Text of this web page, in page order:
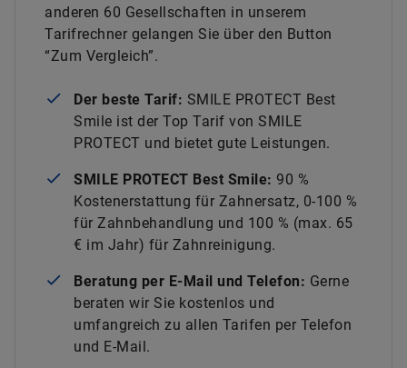
anderen 60 Gesellschaften in unserem
Tarifrechner gelangen Sie über den Button
“Zum Vergleich”.
Der beste Tarif: SMILE PROTECT Best
Smile ist der Top Tarif von SMILE
PROTECT und bietet gute Leistungen.
SMILE PROTECT Best Smile: 90 %
Kostenerstattung für Zahnersatz, 0-100 %
für Zahnbehandlung und 100 % (max. 65
€ im Jahr) für Zahnreinigung.
Beratung per E-Mail und Telefon: Gerne
beraten wir Sie kostenlos und
umfangreich zu allen Tarifen per Telefon
und E-Mail.